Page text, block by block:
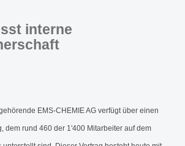
interne
EMS-CHEMIE AG verfügt über einen
dem rund 460 der 1'400 Mitarbeiter auf dem